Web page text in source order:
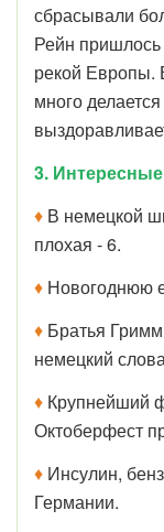
сбрасывали
Рейн пришлось
рекой Европы.
много
3.
♦ В немецкой
плохая - 6.
♦ Новогоднюю
♦ Братья
немецкий
♦ Крупнейший
Октоберфест
♦ Инсулин,
Германии.